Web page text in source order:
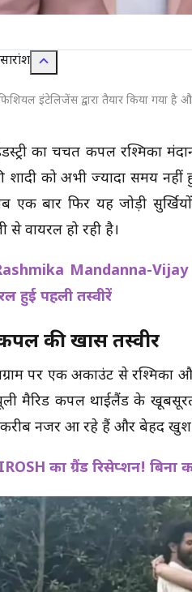
इंटेलिजेंस द्वारा तैयार किया गया है
का चर्चित कपल रश्मिका
शादी को अभी ज्यादा समय
एक बार फिर यह जोड़ी
से वायरल हो रही है।
Mandanna-
हुई पहली तस्वीरें
की खास तस्वीर
पर एक अकाउंट से रश्मिका
मैरिड कपल थाईलैंड के
नजर आ रहे हैं और बेहद खुश
का ग्रैंड रिसेप्शन! बिना